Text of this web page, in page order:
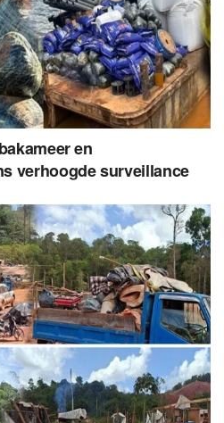
en
verhoogde surveillance